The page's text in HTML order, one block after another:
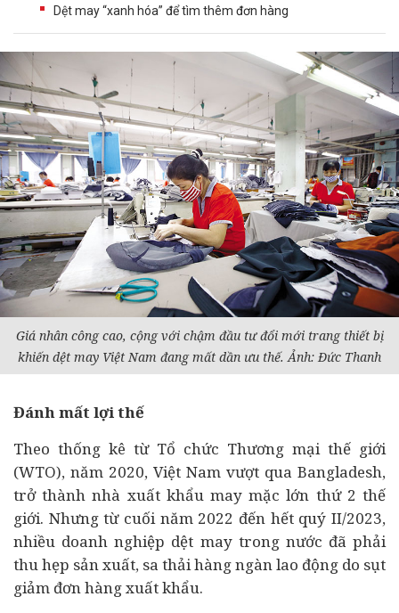
Dệt may “xanh hóa” để tìm thêm đơn hàng
Giá nhân công cao, cộng với chậm đầu tưđổi mới trang thiết bị
khiến dệt may Việt Nam đang mất dần ưu thế. Ảnh: Đức Thanh
Đánh mất lợi thế
Theo thống kê từ Tổ chức Thương mại thế giới
(WTO), năm 2020, Việt Nam vượt qua Bangladesh,
trở thành nhà xuất khẩu may mặc lớn thứ 2 thế
giới. Nhưng từ cuối năm 2022 đến hết quý II/2023,
nhiều doanh nghiệp dệt may trong nước đã phải
thu hẹp sản xuất, sa thải hàng ngàn lao động do sụt
giảm đơn hàng xuất khẩu.